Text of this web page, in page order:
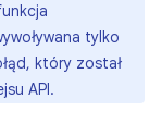
tylko
który został
API.